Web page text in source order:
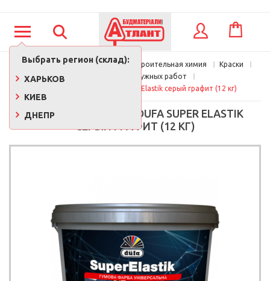
Выбрать регион (склад):
ХАРЬКОВ
КИЕВ
ДНЕПР
КОРЗИНА
Главная Краски, лаки, клеи, строительная химия
Краски
Краска для наружных работ
Краска резиновая Dufa Super Elastik серый графит (12 кг)
КРАСКА РЕЗИНОВАЯ DUFA SUPER ELASTIK
СЕРЫЙ ГРАФИТ (12 КГ)